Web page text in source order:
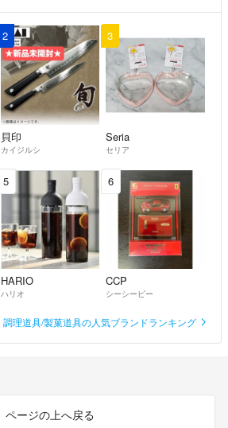
2
貝印
カイジルシ
3
Seria
セリア
5
HARIO
ハリオ
6
CCP
シーシーピー
調理道具/製菓道具の人気ブランドランキング
ページの上へ戻る